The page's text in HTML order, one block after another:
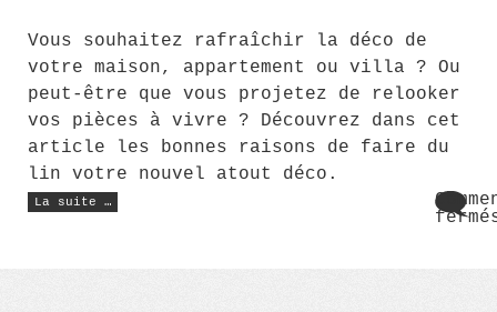
Vous souhaitez rafraîchir la déco de
votre maison, appartement ou villa ? Ou
peut-être que vous projetez de relooker
vos pièces à vivre ? Découvrez dans cet
article les bonnes raisons de faire du
lin votre nouvel atout déco.
La suite …
« Le
lin